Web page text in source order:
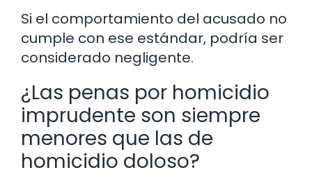
Si el comportamiento del acusado no
cumple con ese estándar, podría ser
considerado negligente.
¿Las penas por homicidio
imprudente son siempre
menores que las de
homicidio doloso?